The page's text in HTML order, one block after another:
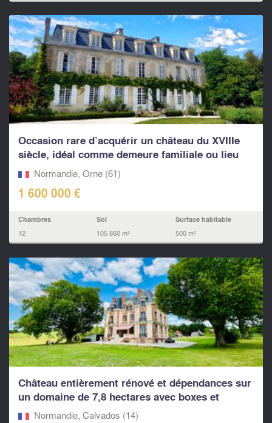
Occasion rare d’acquérir un château du XVIIIe
siècle, idéal comme demeure familiale ou lieu
de...Normandie, Orne (61)
1 600 000 €
Chambres
12
Sol
105 860 m²
Surface habitable
500 m²
Château entièrement rénové et dépendances sur
un domaine de 7,8 hectares avec boxes et
carrière...
Normandie, Calvados (14)